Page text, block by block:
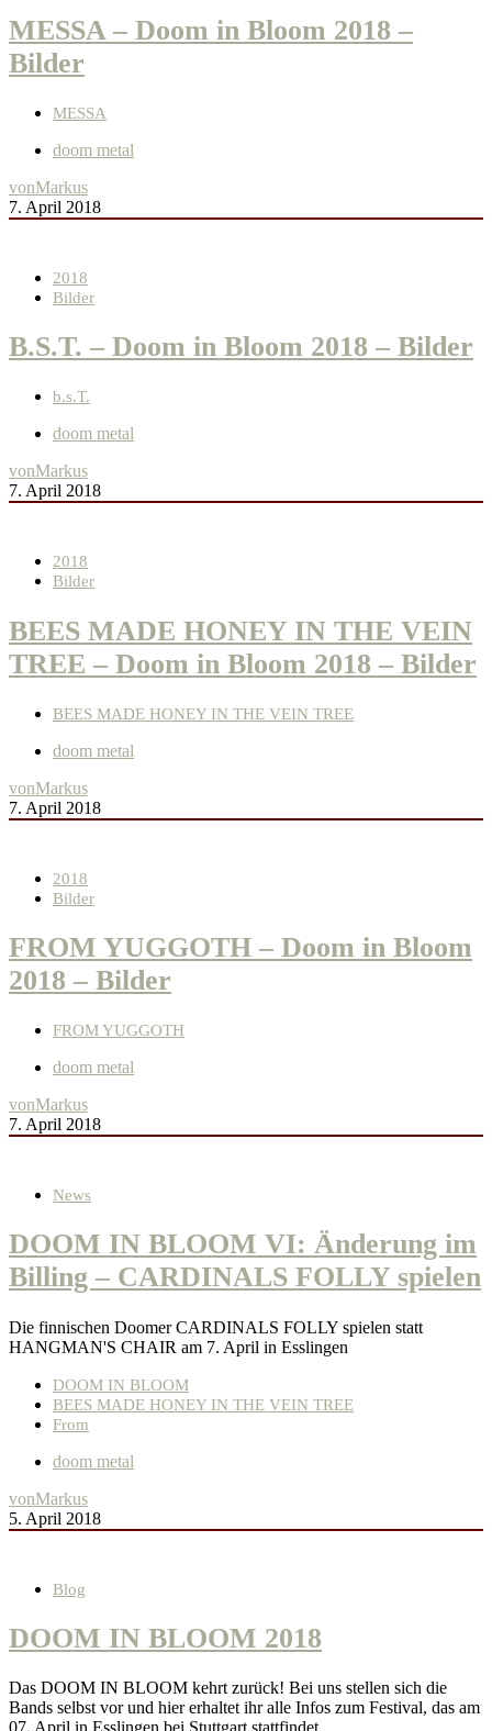
MESSA – Doom in Bloom 2018 –
Bilder
MESSA
doom metal
vonMarkus
7. April 2018
2018
Bilder
B.S.T. – Doom in Bloom 2018 – Bilder
b.s.T.
doom metal
vonMarkus
7. April 2018
2018
Bilder
BEES MADE HONEY IN THE VEIN
TREE – Doom in Bloom 2018 – Bilder
BEES MADE HONEY IN THE VEIN TREE
doom metal
vonMarkus
7. April 2018
2018
Bilder
FROM YUGGOTH – Doom in Bloom
2018 – Bilder
FROM YUGGOTH
doom metal
vonMarkus
7. April 2018
News
DOOM IN BLOOM VI: Änderung im
Billing – CARDINALS FOLLY spielen
Die finnischen Doomer CARDINALS FOLLY spielen statt
HANGMAN'S CHAIR am 7. April in Esslingen
DOOM IN BLOOM
BEES MADE HONEY IN THE VEIN TREE
From
doom metal
vonMarkus
5. April 2018
Blog
DOOM IN BLOOM 2018
Das DOOM IN BLOOM kehrt zurück! Bei uns stellen sich die
Bands selbst vor und hier erhaltet ihr alle Infos zum Festival, das am